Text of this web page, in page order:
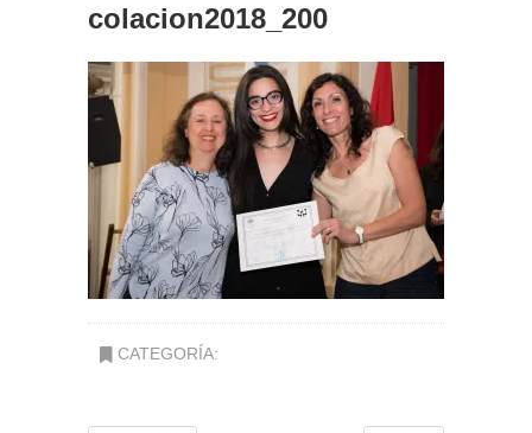
colacion2018_200
CATEGORÍA: